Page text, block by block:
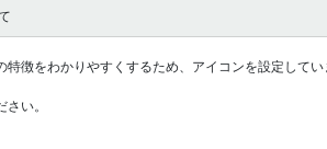
特徴をわかりやすくするため、アイコンを設定してい
い。